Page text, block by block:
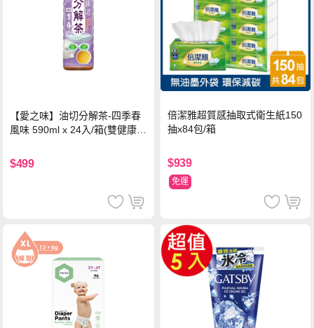
【愛之味】油切分解茶-四季春
風味 590ml x 24入/箱(雙健康認
$499
倍潔雅超質感抽取式衛生紙150
抽x84包/箱
$939
免運